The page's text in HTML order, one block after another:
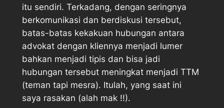
itu sendiri. Terkadang, dengan seringnya
berkomunikasi dan berdiskusi tersebut,
batas-batas kekakuan hubungan antara
advokat dengan kliennya menjadi lumer
bahkan menjadi tipis dan bisa jadi
hubungan tersebut meningkat menjadi TTM
(teman tapi mesra). Itulah, yang saat ini
saya rasakan (alah mak !!).